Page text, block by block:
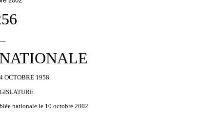
OCTOBRE 1958
nationale le 10 octobre 2002